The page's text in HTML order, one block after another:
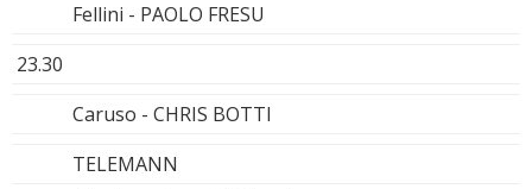
Fellini - PAOLO FRESU
23.30
Caruso - CHRIS BOTTI
TELEMANN